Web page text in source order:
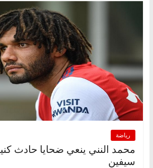
رياضة
محمد النني ينعي ضحايا حادث
سيفين